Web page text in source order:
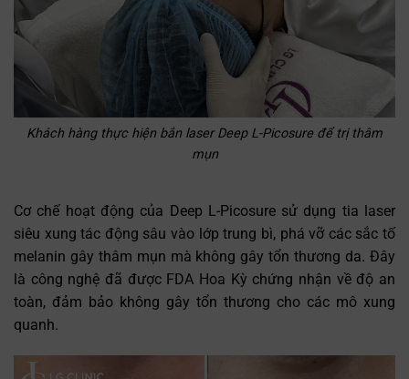
Khách hàng thực hiện bắn laser Deep L-Picosure để trị thâm
mụn
Cơ chế hoạt động của Deep L-Picosure sử dụng tia laser
siêu xung tác động sâu vào lớp trung bì, phá vỡ các sắc tố
melanin gây thâm mụn mà không gây tổn thương da. Đây
là công nghệ đã được FDA Hoa Kỳ chứng nhận về độ an
toàn, đảm bảo không gây tổn thương cho các mô xung
quanh.